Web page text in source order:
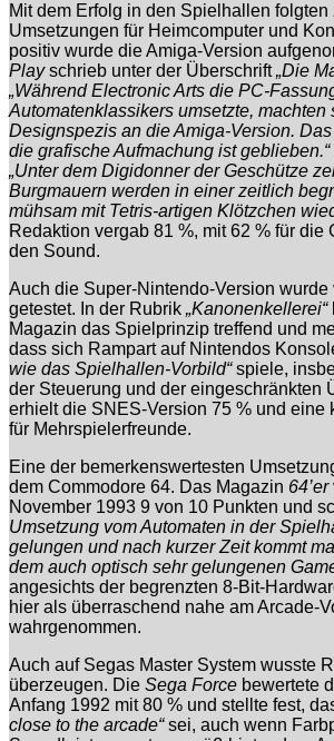
Mit dem Erfolg in den Spielhallen
Umsetzungen für Heimcomputer und
positiv wurde die Amiga-Version
Playschrieb unter der Überschrift„Die
„Während Electronic Arts die PC-
Automatenklassikers umsetzte, machten
Designspezis an die Amiga-Version.
die grafische Aufmachung ist geblieben.“
„Unter dem Digidonner der Geschütze
Burgmauern werden in einer zeitlich
mühsam mit Tetris-artigen Klötzchen
Redaktion vergab 81 %, mit 62 % für die
den Sound.
Auch die Super-Nintendo-Version wurde
getestet. In der Rubrik „Kanonenkellerei“
Magazin das Spielprinzip treffend und
dass sich Rampart auf Nintendos
wie das Spielhallen-Vorbild“spiele,
der Steuerung und der eingeschränkten
erhielt die SNES-Version 75 % und eine
für Mehrspielerfreunde.
Eine der bemerkenswertesten
dem Commodore 64. Das Magazin 64’er
November 1993 9 von 10 Punkten und
Umsetzung vom Automaten in der
gelungen und nach kurzer Zeit kommt
dem auch optisch sehr gelungenen
angesichts der begrenzten 8-Bit-
hier als überraschend nahe am Arcade-
wahrgenommen.
Auch auf Segas Master System wusste
überzeugen. Die Sega Force bewertete
Anfang 1992 mit 80 % und stellte fest,
close to the arcade“sei, auch wenn